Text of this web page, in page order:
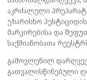
აკრძალული
უხარისხო
მარკირებისა და
საქმიანობათა
გამოვლენილ
გათვალისწინებული